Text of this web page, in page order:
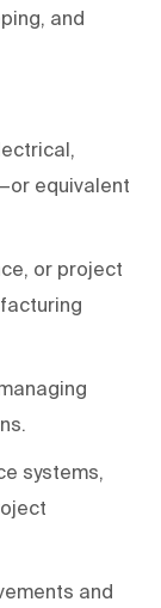
and
equivalent
or project
systems,
and